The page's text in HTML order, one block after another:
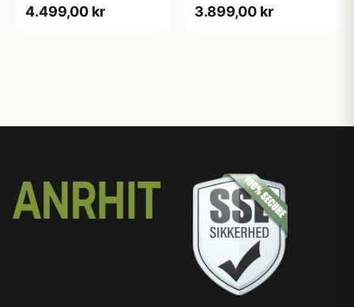
4.499,00 kr 3.899,00 kr